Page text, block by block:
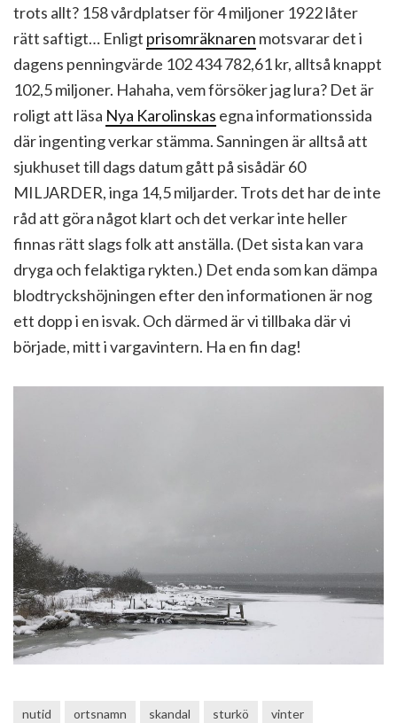
trots allt? 158 vårdplatser för 4 miljoner 1922 låter
rätt saftigt… Enligt prisomräknaren motsvarar det i
dagens penningvärde 102 434 782,61 kr, alltså knappt
102,5 miljoner. Hahaha, vem försöker jag lura? Det är
roligt att läsa Nya Karolinskas egna informationssida
där ingenting verkar stämma. Sanningen är alltså att
sjukhuset till dags datum gått på sisådär 60
MILJARDER, inga 14,5 miljarder. Trots det har de inte
råd att göra något klart och det verkar inte heller
finnas rätt slags folk att anställa. (Det sista kan vara
dryga och felaktiga rykten.) Det enda som kan dämpa
blodtryckshöjningen efter den informationen är nog
ett dopp i en isvak. Och därmed är vi tillbaka där vi
började, mitt i vargavintern. Ha en fin dag!
nutid ortsnamn skandal sturkö vinter